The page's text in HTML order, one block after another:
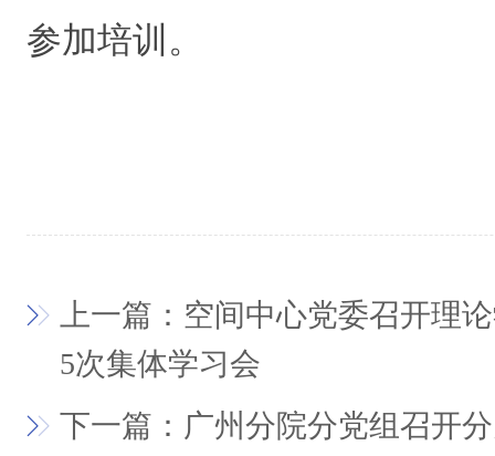
参加培训。
上一篇：空间中心党委召开理
5次集体学习会
下一篇：广州分院分党组召开